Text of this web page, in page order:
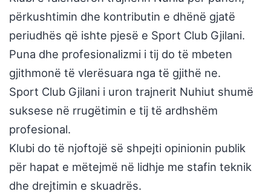
përkushtimin dhe kontributin e dhënë gjatë
periudhës që ishte pjesë e Sport Club Gjilani.
Puna dhe profesionalizmi i tij do të mbeten
gjithmonë të vlerësuara nga të gjithë ne.
Sport Club Gjilani i uron trajnerit Nuhiut shumë
suksese në rrugëtimin e tij të ardhshëm
profesional.
Klubi do të njoftojë së shpejti opinionin publik
për hapat e mëtejmë në lidhje me stafin teknik
dhe drejtimin e skuadrës.